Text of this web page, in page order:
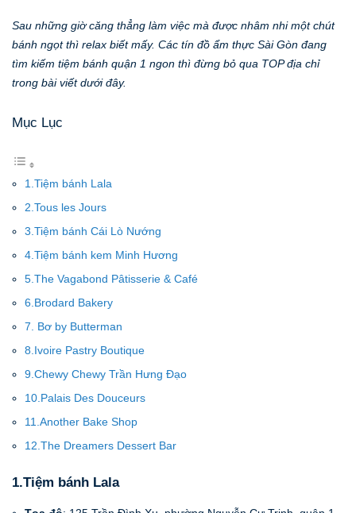
Sau những giờ căng thẳng làm việc mà được nhâm nhi một chút
bánh ngọt thì relax biết mấy. Các tín đồ ẩm thực Sài Gòn đang
tìm kiếm tiệm bánh quận 1 ngon thì đừng bỏ qua TOP địa chỉ
trong bài viết dưới đây.
Mục Lục
1.Tiệm bánh Lala
2.Tous les Jours
3.Tiệm bánh Cái Lò Nướng
4.Tiệm bánh kem Minh Hương
5.The Vagabond Pâtisserie & Café
6.Brodard Bakery
7. Bơ by Butterman
8.Ivoire Pastry Boutique
9.Chewy Chewy Trần Hưng Đạo
10.Palais Des Douceurs
11.Another Bake Shop
12.The Dreamers Dessert Bar
1.Tiệm bánh Lala